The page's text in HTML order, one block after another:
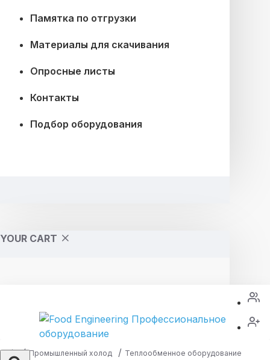
Памятка по отгрузки
Материалы для скачивания
Опросные листы
Контакты
Подбор оборудования
YOUR CART
Промышленный холод
Теплообменное оборудование